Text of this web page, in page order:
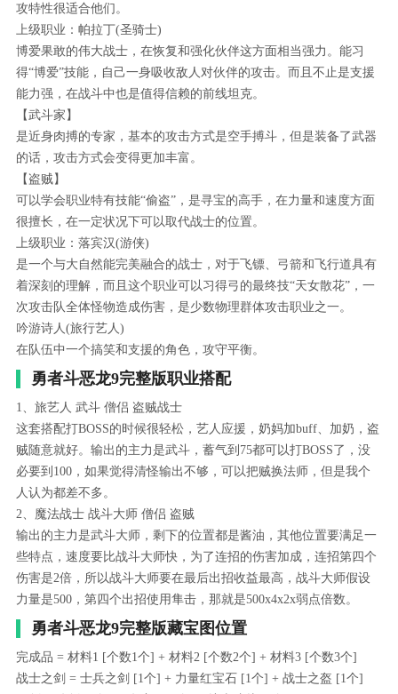
攻特性很适合他们。
上级职业：帕拉丁(圣骑士)
博爱果敢的伟大战士，在恢复和强化伙伴这方面相当强力。能习
得“博爱”技能，自己一身吸收敌人对伙伴的攻击。而且不止是支援
能力强，在战斗中也是值得信赖的前线坦克。
【武斗家】
是近身肉搏的专家，基本的攻击方式是空手搏斗，但是装备了武器
的话，攻击方式会变得更加丰富。
【盗贼】
可以学会职业特有技能“偷盗”，是寻宝的高手，在力量和速度方面
很擅长，在一定状况下可以取代战士的位置。
上级职业：落宾汉(游侠)
是一个与大自然能完美融合的战士，对于飞镖、弓箭和飞行道具有
着深刻的理解，而且这个职业可以习得弓的最终技“天女散花”，一
次攻击队全体怪物造成伤害，是少数物理群体攻击职业之一。
吟游诗人(旅行艺人)
在队伍中一个搞笑和支援的角色，攻守平衡。
勇者斗恶龙9完整版职业搭配
1、旅艺人 武斗 僧侣 盗贼战士
这套搭配打BOSS的时候很轻松，艺人应援，奶妈加buff、加奶，盗
贼随意就好。输出的主力是武斗，蓄气到75都可以打BOSS了，没
必要到100，如果觉得清怪输出不够，可以把贼换法师，但是我个
人认为都差不多。
2、魔法战士 战斗大师 僧侣 盗贼
输出的主力是武斗大师，剩下的位置都是酱油，其他位置要满足一
些特点，速度要比战斗大师快，为了连招的伤害加成，连招第四个
伤害是2倍，所以战斗大师要在最后出招收益最高，战斗大师假设
力量是500，第四个出招使用隼击，那就是500x4x2x弱点倍数。
勇者斗恶龙9完整版藏宝图位置
完成品 = 材料1 [个数1个] + 材料2 [个数2个] + 材料3 [个数3个]
战士之剑 = 士兵之剑 [1个] + 力量红宝石 [1个] + 战士之盔 [1个]